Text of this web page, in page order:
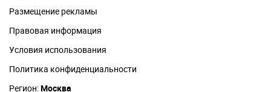
Размещение рекламы
Правовая информация
Условия использования
Политика конфиденциальности
Регион:Москва